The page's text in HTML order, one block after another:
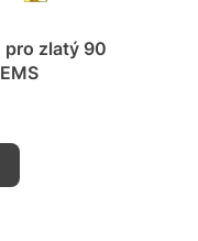
pro zlatý 90